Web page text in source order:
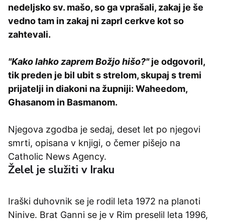
nedeljsko sv. mašo, so ga vprašali, zakaj je še
vedno tam in zakaj ni zaprl cerkve kot so
zahtevali.
"Kako lahko zaprem Božjo hišo?"je odgovoril,
tik preden je bil ubit s strelom, skupaj s tremi
prijatelji in diakoni na župniji: Waheedom,
Ghasanom in Basmanom.
Njegova zgodba je sedaj, deset let po njegovi
smrti, opisana v knjigi, o čemer pišejo na
Catholic News Agency.
Želel je služiti v Iraku
Iraški duhovnik se je rodil leta 1972 na planoti
Ninive. Brat Ganni se je v Rim preselil leta 1996,